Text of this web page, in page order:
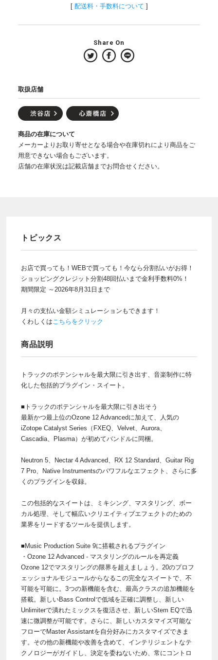
[ 配送料・手数料について ]
Share On
取扱店舗
商品の在庫について
メーカーよりお取り寄せとなる場合や在庫切れにより商品をご
用意できない場合もございます。
店舗の在庫状況は記載店舗までお問合せください。
トピックス
お店で買っても！WEBで買っても！今なら分割払いがお得！
ショッピングクレジット分割48回払いまで金利手数料0%！
期間限定 ～2026年8月31日まで
月々の支払い金額シミュレーションもできます！
くわしくはこちらをクリック
商品説明
トラックのポテンシャルを最大限に引き出す、音楽制作に特
化した包括的プラグイン・スイート。
■トラックのポテンシャルを最大限に引き出そう
最新かつ最上位のOzone 12 Advancedに加えて、人気の
iZotope Catalyst Series（FXEQ、Velvet、Aurora、
Cascadia、Plasma）が初めてバンドルに同梱。
Neutron 5、Nectar 4 Advanced、RX 12 Standard、Guitar Rig
7 Pro、Native Instrumentsのパワフルなエフェクト、さらに多
くのプラグインを収録。
この包括的なスイートは、ミキシング、マスタリング、ボー
カル処理、そして幅広いクリエイティブエフェクトのための
業界をリードするツールを提供します。
■Music Production Suite 9に搭載されるプラグイン
・Ozone 12 Advanced - マスタリングのルールを再定義
Ozone 12でマスタリングの限界を超えましょう。20のプロフ
ェッショナルモジュールからなるこの完全なスイートで、不
可能を可能に。3つの新機能を含む、最高クラスの追加機能を
搭載。新しいBass Controlで低域を正確に調整し、新しい
Unlimiterで潰れたミックスを復活させ、新しいStem EQで迅
速に微調整が可能です。さらに、新しいカスタマイズ可能な
フローでMaster Assistantを自分好みにカスタマイズできま
す。その他の新機能や改善を含めて、インテリジェントなテ
クノロジーがガイドし、決定を委ねないため、常にコントロ